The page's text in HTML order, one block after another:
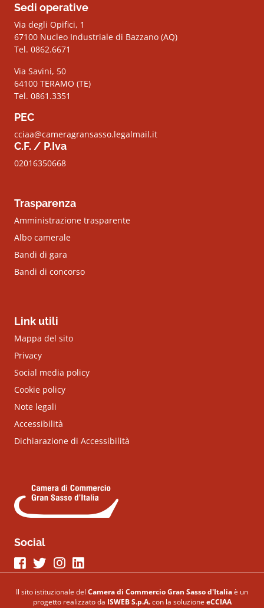
Sedi operative
Via degli Opifici, 1
67100 Nucleo Industriale di Bazzano (AQ)
Tel. 0862.6671
Via Savini, 50
64100 TERAMO (TE)
Tel. 0861.3351
PEC
cciaa@cameragransasso.legalmail.it
C.F. / P.Iva
02016350668
Trasparenza
Amministrazione trasparente
Albo camerale
Bandi di gara
Bandi di concorso
Link utili
Mappa del sito
Privacy
Social media policy
Cookie policy
Note legali
Accessibilità
Dichiarazione di Accessibilità
Social
Seguici su Facebook
Seguici su Twitter
Seguici su Instagram
Seguici su LinkeIn
Il sito istituzionale del Camera di Commercio Gran Sasso d'Italia è un
progetto realizzato da ISWEB S.p.A. con la soluzione eCCIAA